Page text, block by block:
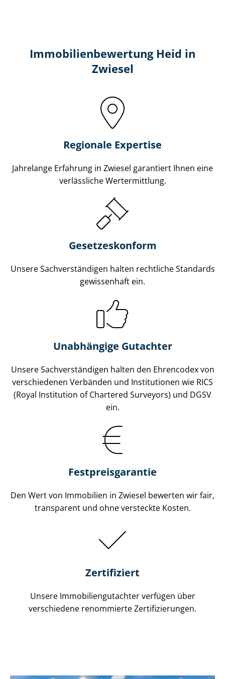
Immobilien­bewertung Heid in
Zwiesel
Regionale Expertise
Jahrelange Erfahrung in Zwiesel garantiert Ihnen eine
verlässliche Wertermittlung.
Gesetzes­konform
Unsere Sach­ver­stän­di­gen halten rechtliche Standards
gewissenhaft ein.
Unabhängige Gutachter
Unsere Sach­ver­stän­di­gen halten den Ehrencodex von
verschiedenen Verbänden und Institutionen wie RICS
(Royal Institution of Chartered Surveyors) und DGSV
ein.
Festpreis​garantie
Den Wert von Immobilien in Zwiesel bewerten wir fair,
transparent und ohne versteckte Kosten.
Zertifiziert
Unsere Immobilien­gutachter verfügen über
verschiedene renommierte Zer­ti­fi­zie­run­gen.